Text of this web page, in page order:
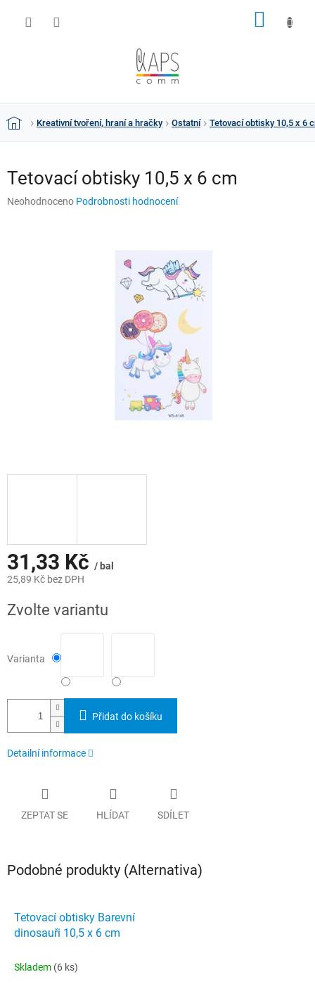
DomůKreativní tvoření, hraní a hračky Ostatní Tetovací obtisky 10,5 x 6
Tetovací obtisky 10,5 x 6 cm
Průměrné
Neohodnoceno Podrobnosti hodnocení
31,33 Kč / bal
25,89 Kč bez DPH
cena:
Zvolte variantu
Varianta
Přidat do košíku
Detailní informace
ZEPTAT SE HLÍDAT SDÍLET
Podobné produkty (Alternativa)
Tetovací obtisky Barevní
dinosauři 10,5 x 6 cm
Skladem (6 ks)